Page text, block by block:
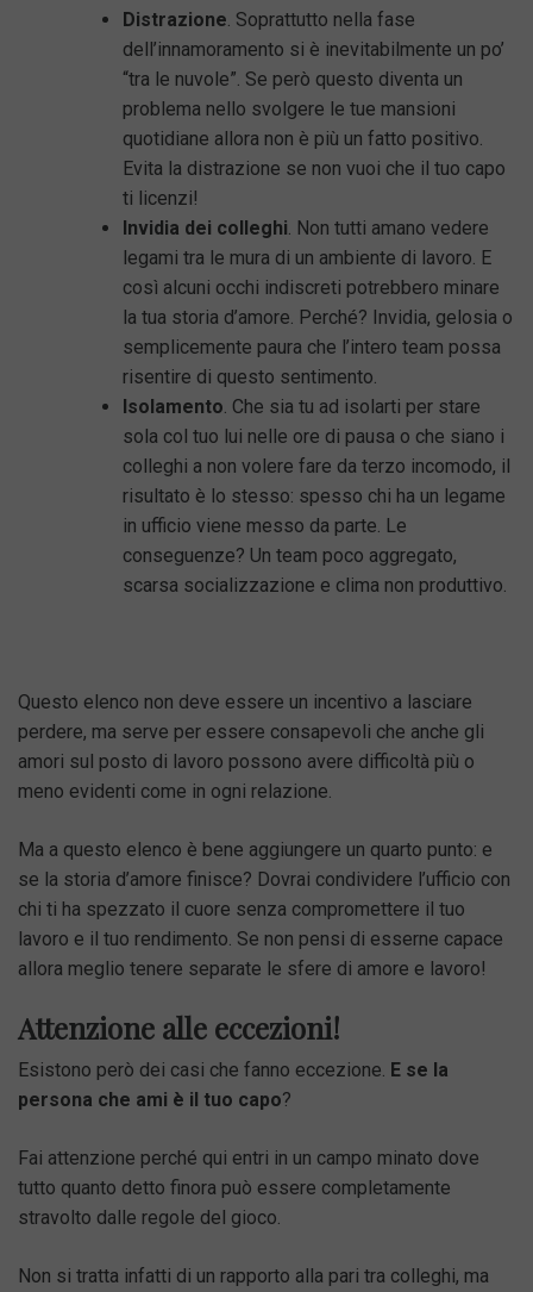
Distrazione . Soprattutto nella fase
dell’innamoramento si è inevitabilmente un po’
“tra le nuvole”. Se però questo diventa un
problema nello svolgere le tue mansioni
quotidiane allora non è più un fatto positivo.
Evita la distrazione se non vuoi che il tuo capo
ti licenzi!
Invidia dei colleghi . Non tutti amano vedere
legami tra le mura di un ambiente di lavoro. E
così alcuni occhi indiscreti potrebbero minare
la tua storia d’amore. Perché? Invidia, gelosia o
semplicemente paura che l’intero team possa
risentire di questo sentimento.
Isolamento . Che sia tu ad isolarti per stare
sola col tuo lui nelle ore di pausa o che siano i
colleghi a non volere fare da terzo incomodo, il
risultato è lo stesso: spesso chi ha un legame
in ufficio viene messo da parte. Le
conseguenze? Un team poco aggregato,
scarsa socializzazione e clima non produttivo.
Questo elenco non deve essere un incentivo a lasciare
perdere, ma serve per essere consapevoli che anche gli
amori sul posto di lavoro possono avere difficoltà più o
meno evidenti come in ogni relazione.
Ma a questo elenco è bene aggiungere un quarto punto: e
se la storia d’amore finisce? Dovrai condividere l’ufficio con
chi ti ha spezzato il cuore senza compromettere il tuo
lavoro e il tuo rendimento. Se non pensi di esserne capace
allora meglio tenere separate le sfere di amore e lavoro!
Attenzione alle eccezioni!
Esistono però dei casi che fanno eccezione. E se la
persona che ami è il tuo capo?
Fai attenzione perché qui entri in un campo minato dove
tutto quanto detto finora può essere completamente
stravolto dalle regole del gioco.
Non si tratta infatti di un rapporto alla pari tra colleghi, ma